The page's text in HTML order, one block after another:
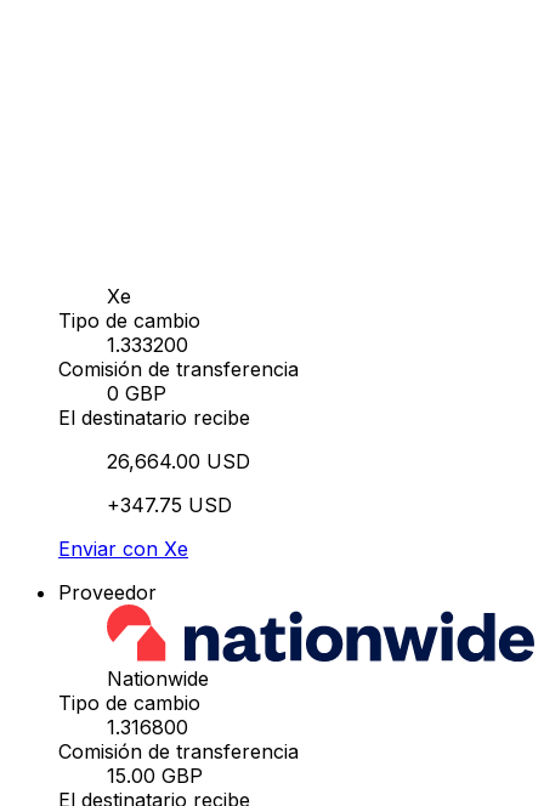
Xe
Tipo de cambio
1.333200
Comisión de transferencia
0 GBP
El destinatario recibe
26,664.00 USD
+347.75 USD
Enviar con Xe
Proveedor
Nationwide
Tipo de cambio
1.316800
Comisión de transferencia
15.00 GBP
El destinatario recibe